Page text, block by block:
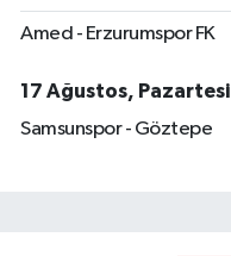
Amed - Erzurumspor FK
17 Ağustos, Pazartesi
Samsunspor - Göztepe